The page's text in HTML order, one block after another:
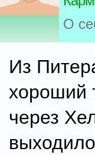
О
Из
хороший
через